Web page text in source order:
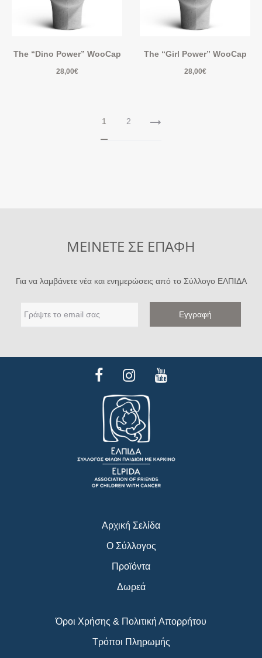
The “Dino Power” WooCap
28,00€
The “Girl Power” WooCap
28,00€
1 2
ΜΕΙΝΕΤΕ ΣΕ ΕΠΑΦΗ
Για να λαμβάνετε νέα και ενημερώσεις από το Σύλλογο ΕΛΠΙΔΑ
c
e
b
o
k
I
s
t
a
g
r
a
m
e
Αρχική Σελίδα
Ο Σύλλογος
Προϊόντα
Δωρεά
Όροι Χρήσης & Πολιτική Απορρήτου
Τρόποι Πληρωμής